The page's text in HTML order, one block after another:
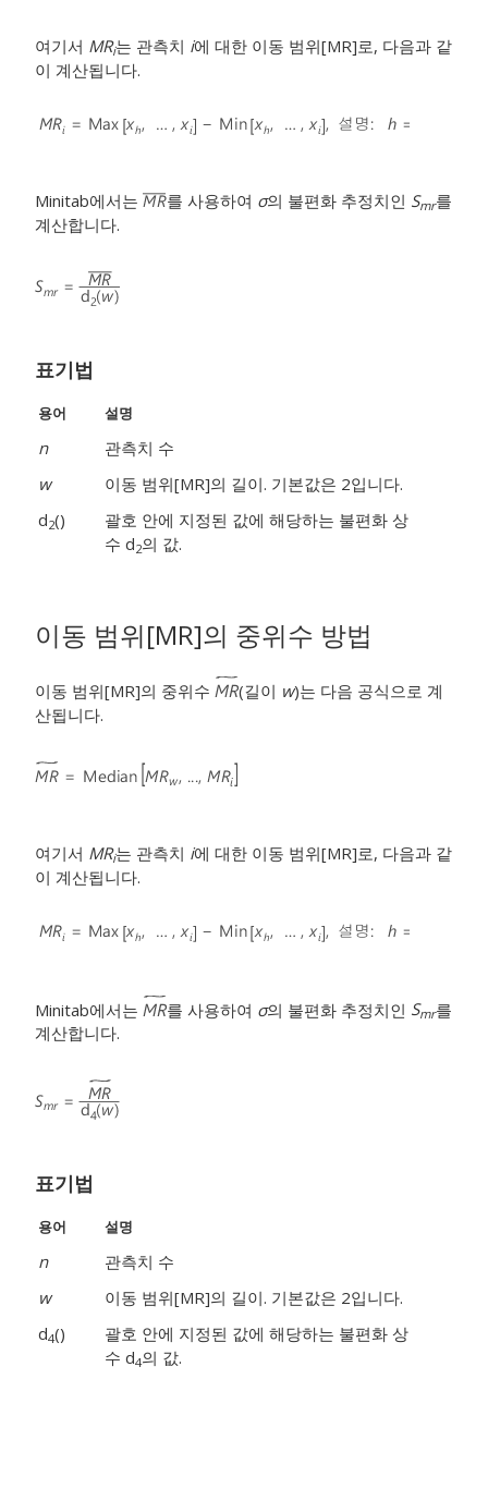
여기서 MRi는 관측치 i에 대한 이동 범위[MR]로, 다음과 같
이 계산됩니다.
Minitab에서는 를 사용하여 σ의 불편화 추정치인 Smr를
계산합니다.
표기법
용어 설명
n
관측치 수
w
이동 범위[MR]의 길이. 기본값은 2입니다.
d2()
괄호 안에 지정된 값에 해당하는 불편화 상
수 d2의 값.
이동 범위[MR]의 중위수 방법
이동 범위[MR]의 중위수 (길이 w)는 다음 공식으로 계
산됩니다.
여기서 MRi는 관측치 i에 대한 이동 범위[MR]로, 다음과 같
이 계산됩니다.
Minitab에서는 를 사용하여 σ의 불편화 추정치인 Smr를
계산합니다.
표기법
용어 설명
n
관측치 수
w
이동 범위[MR]의 길이. 기본값은 2입니다.
d4()
괄호 안에 지정된 값에 해당하는 불편화 상
수 d4의 값.